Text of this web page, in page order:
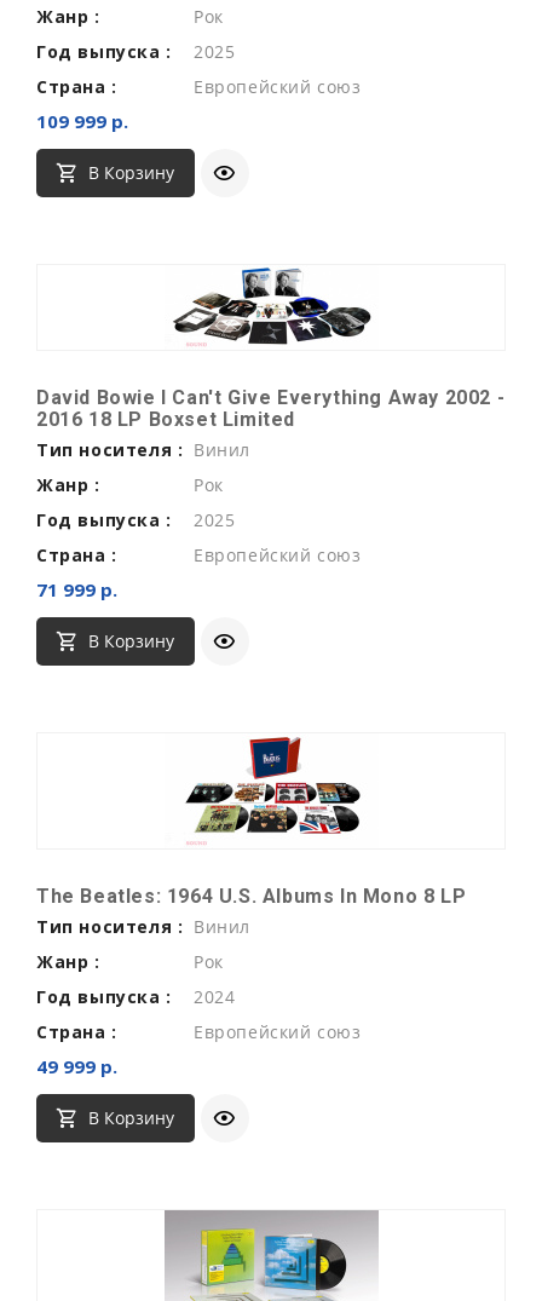
Жанр :
Рок
Год выпуска :
2025
Страна :
Европейский союз
109 999 р.
В Корзину
David Bowie I Can't Give Everything Away 2002 -
2016 18 LP Boxset Limited
Тип носителя : Винил
Жанр :
Рок
Год выпуска :
2025
Страна :
Европейский союз
71 999 р.
В Корзину
The Beatles: 1964 U.S. Albums In Mono 8 LP
Тип носителя : Винил
Жанр :
Рок
Год выпуска :
2024
Страна :
Европейский союз
49 999 р.
В Корзину